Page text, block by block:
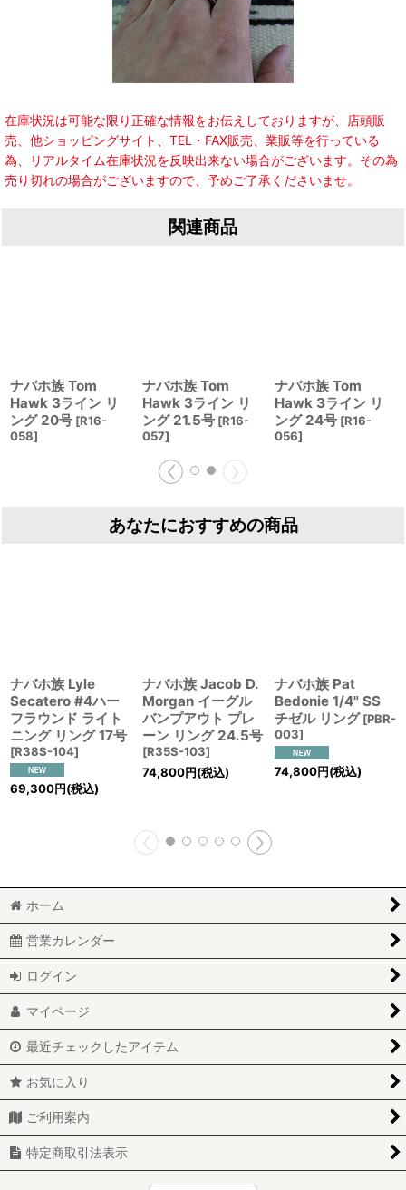
在庫状況は可能な限り正確な情報をお伝えしておりますが、店頭販
売、他ショッピングサイト、TEL・FAX販売、業販等を行っている
為、リアルタイム在庫状況を反映出来ない場合がございます。その為
売り切れの場合がございますので、予めご了承くださいませ。
関連商品
ナバホ族 Tom
Hawk 3ライン リ
ング 20号 [R16-
058]
ナバホ族 Tom
Hawk 3ライン リ
ング 21.5号 [R16-
057]
ナバホ族 Tom
Hawk 3ライン リ
ング 24号 [R16-
056]
あなたにおすすめの商品
ナバホ族 Lyle
Secatero #4ハー
フラウンド ライト
ニング リング 17号
[R38S-104]
69,300円(税込)
ナバホ族 Jacob D.
Morgan イーグル
バンプアウト プレ
ーン リング 24.5号
[R35S-103]
74,800円(税込)
ナバホ族 Pat
Bedonie 1/4" SS
チゼル リング [PBR-
003]
74,800円(税込)
ホーム
営業カレンダー
ログイン
マイページ
最近チェックしたアイテム
お気に入り
ご利用案内
特定商取引法表示